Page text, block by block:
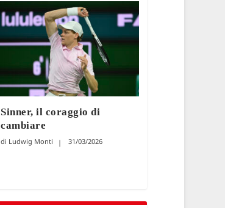
Sinner, il coraggio di
cambiare
Ludwig Monti 31/03/2026